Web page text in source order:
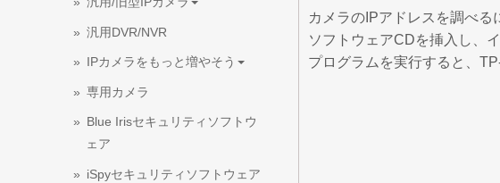
汎用DVR/NVR
IPカメラをもっと増やそう
専用カメラ
Blue Irisセキュリティソフトウ
ェア
iSpyセキュリティソフトウェア
カメラのIPアドレスを調べ
ソフトウェアCDを挿入し、
プログラムを実行すると、